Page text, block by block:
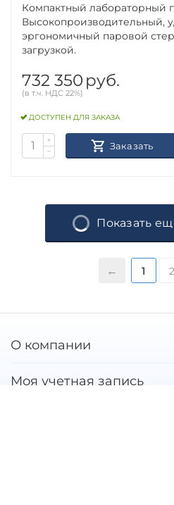
Компактный лабораторный
Высокопроизводительный,
эргономичный паровой
загрузкой.
732 350 руб.
(в т.ч. НДС 22%)
ДОСТУПЕН ДЛЯ ЗАКАЗА
+
−
Заказать
Показать
1 2
О компании
Моя учетная запись